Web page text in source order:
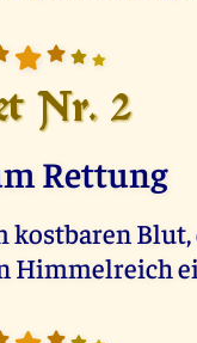
Nr. 2
Rettung
kostbaren
Himmelreich